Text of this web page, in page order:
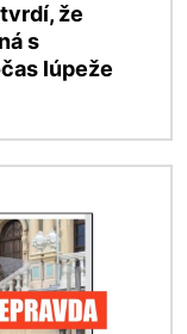
že
s
lúpeže